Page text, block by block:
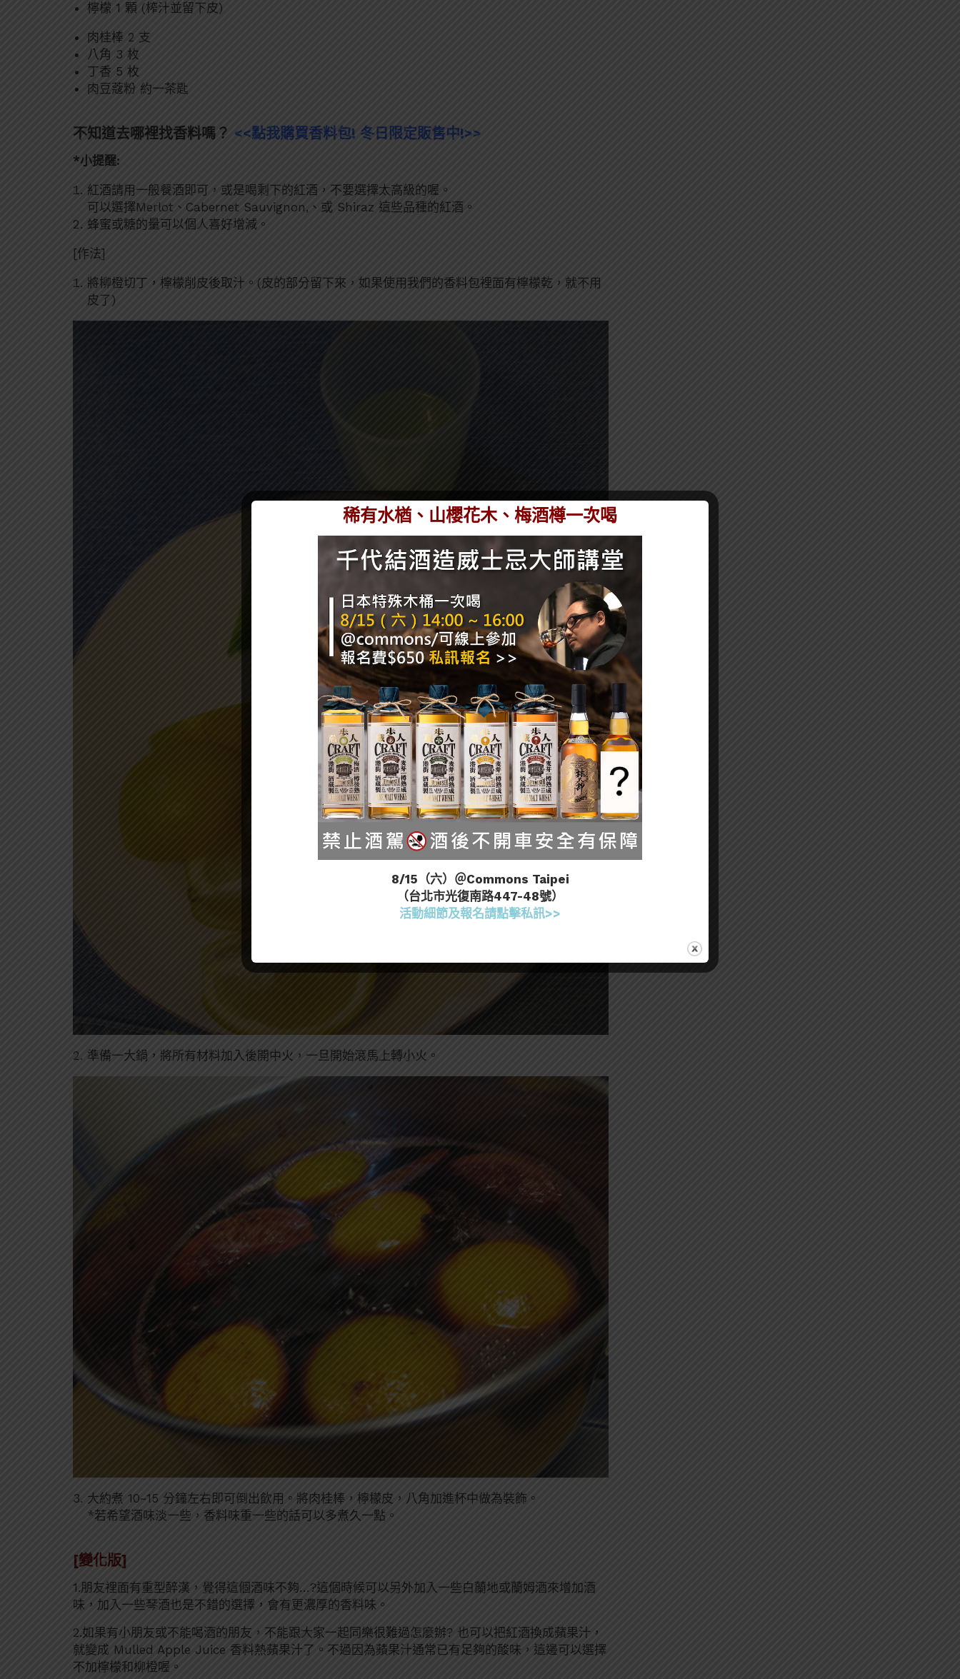
檸檬 1 顆 (榨汁並留下皮)
肉桂棒 2 支
八角 3 枚
丁香 5 枚
肉豆蔻粉 約一茶匙
不知道去哪裡找香料嗎？ <<點我購買香料包! 冬日限定販售中!>>
*小提醒:
紅酒請用一般餐酒即可，或是喝剩下的紅酒，不要選擇太高級的喔。
可以選擇Merlot、Cabernet Sauvignon,、或 Shiraz 這些品種的紅酒。
蜂蜜或糖的量可以個人喜好增減。
[作法]
將柳橙切丁，檸檬削皮後取汁。(皮的部分留下來，如果使用我們的香料包裡面有檸檬乾，就不用
皮了)
準備一大鍋，將所有材料加入後開中火，一旦開始滾馬上轉小火。
大約煮 10~15 分鐘左右即可倒出飲用。將肉桂棒，檸檬皮，八角加進杯中做為裝飾。
*若希望酒味淡一些，香料味重一些的話可以多煮久一點。
[變化版]
1.朋友裡面有重型醉漢，覺得這個酒味不夠…?這個時候可以另外加入一些白蘭地或蘭姆酒來增加酒
味，加入一些琴酒也是不錯的選擇，會有更濃厚的香料味。
2.如果有小朋友或不能喝酒的朋友，不能跟大家一起同樂很難過怎麼辦? 也可以把紅酒換成蘋果汁，
就變成 Mulled Apple Juice 香料熱蘋果汁了。不過因為蘋果汁通常已有足夠的酸味，這邊可以選擇
不加檸檬和柳橙喔。
稀有水楢、山櫻花木、梅酒樽一次喝
8/15（六）＠Commons Taipei
（台北市光復南路447-48號）
活動細節及報名請點擊私訊>>